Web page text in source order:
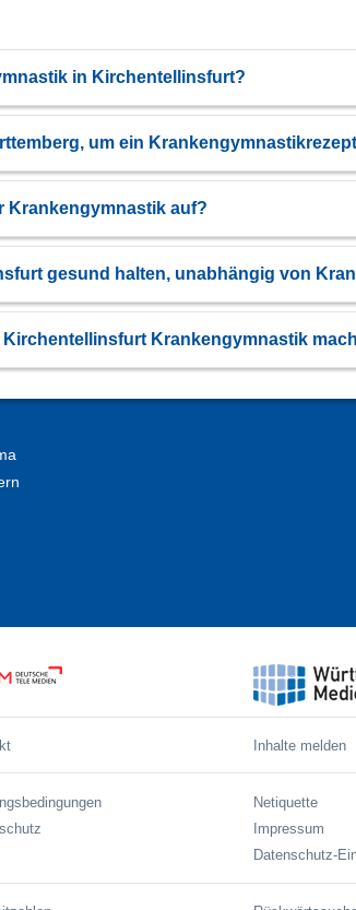
in Kirchentellinsfurt?
um ein
Krankengymnastik auf?
gesund halten, unabhängig von
Krankengymnastik
Inhalte melden
Netiquette
Impressum
Datenschutz-